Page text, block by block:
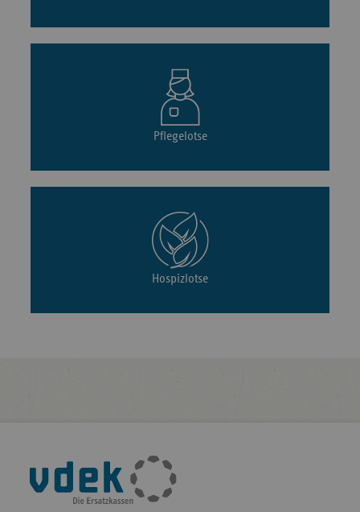
Pflegelotse
Hospizlotse
Fußleisten-
Navigation